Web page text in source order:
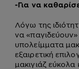
-Για να
Λόγω της
να «παγιδεύουν»
υπολείμματα
εξαιρετική
μακιγιάζ